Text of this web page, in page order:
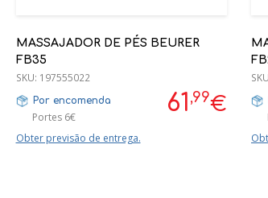
MASSAJADOR DE PÉS BEURER
FB35
61 ,99€
SKU: 197555022
Por encomenda
Portes 6€
Obter previsão de entrega.